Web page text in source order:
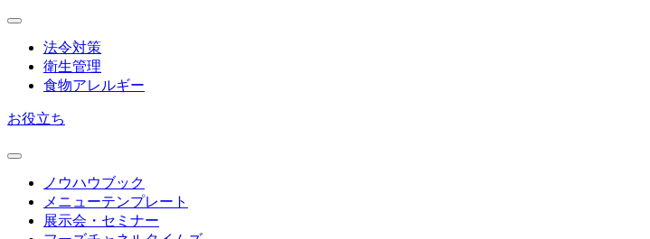
法令対策
衛生管理
食物アレルギー
お役立ち
ノウハウブック
メニューテンプレート
展示会・セミナー